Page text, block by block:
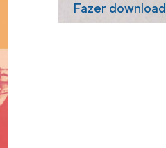
Fazer download